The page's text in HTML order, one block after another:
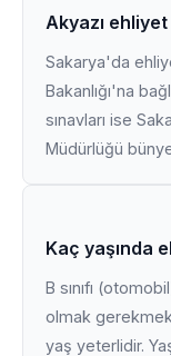
Akyazı ehliyet
Sakarya'da
Bakanlığı'na
sınavları ise
Müdürlüğü
Kaç yaşında
B sınıfı
olmak
yaş yeterlidir.